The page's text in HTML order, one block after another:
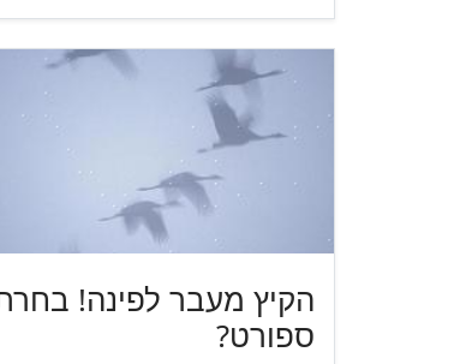
הקיץ מעבר לפינה!
ספורט?